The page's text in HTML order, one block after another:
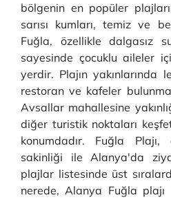
bölgenin en popüler
sarısı kumları, temiz ve
Fuğla, özellikle dalgasız
sayesinde çocuklu aileler
yerdir. Plajın yakınlarında
restoran ve kafeler
Avsallar mahallesine
diğer turistik noktaları
konumdadır. Fuğla
sakinliği ile Alanya'da
plajlar listesinde üst
nerede, Alanya Fuğla